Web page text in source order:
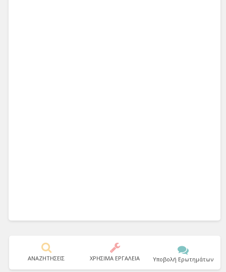
ΑΝΑΖΗΤΗΣΕΙΣ ΧΡΗΣΙΜΑ ΕΡΓΑΛΕΙΑ Υποβολή Ερωτημάτων